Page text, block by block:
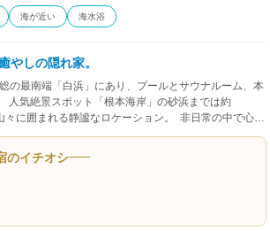
海が近い 海水浴
やしの隠れ家。
の最南端「白浜」にあり、プールとサウナルーム、本
人気絶景スポット「根本海岸」の砂浜までは約
に囲まれる静謐なロケーション。 非日常の中で心身
のイチオシ